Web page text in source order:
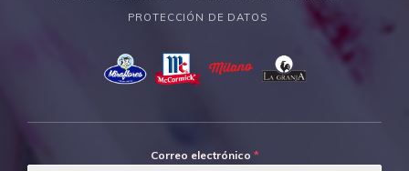
PROTECCIÓN DE DATOS
Correo electrónico *